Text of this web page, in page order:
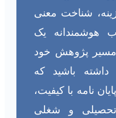
شناخت معنی
هوشمندانه یک
مسیر پژوهش خود
داشته باشید که
نامه با کیفیت،
تحصیلی و شغلی